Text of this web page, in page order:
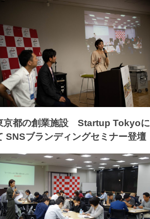
京都の創業施設 Startup Tokyoに
SNSブランディングセミナー登壇